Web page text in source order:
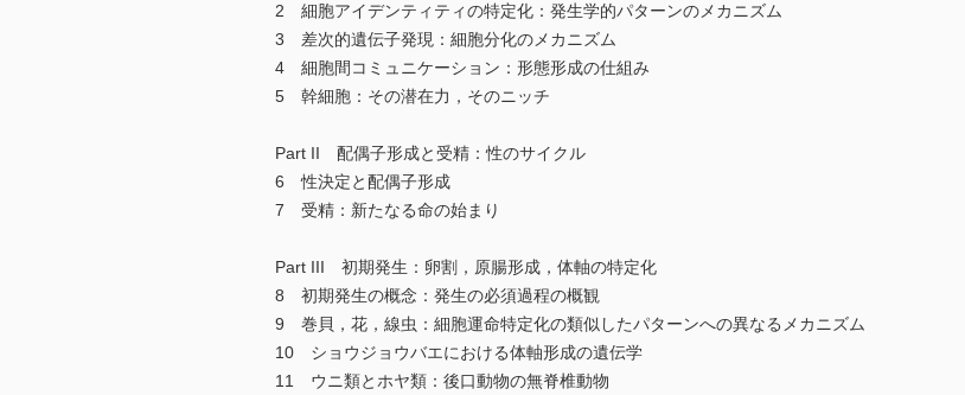
2 細胞アイデンティティの特定化：発生学的パターンのメカニズム
3 差次的遺伝子発現：細胞分化のメカニズム
4 細胞間コミュニケーション：形態形成の仕組み
5 幹細胞：その潜在力，そのニッチ
Part II 配偶子形成と受精：性のサイクル
6 性決定と配偶子形成
7 受精：新たなる命の始まり
Part III 初期発生：卵割，原腸形成，体軸の特定化
8 初期発生の概念：発生の必須過程の概観
9 巻貝，花，線虫：細胞運命特定化の類似したパターンへの異なるメカニズム
10 ショウジョウバエにおける体軸形成の遺伝学
11 ウニ類とホヤ類：後口動物の無脊椎動物